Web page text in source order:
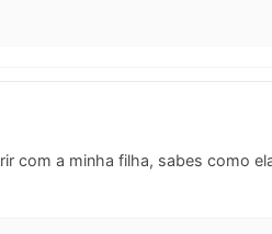
com a minha filha, sabes como